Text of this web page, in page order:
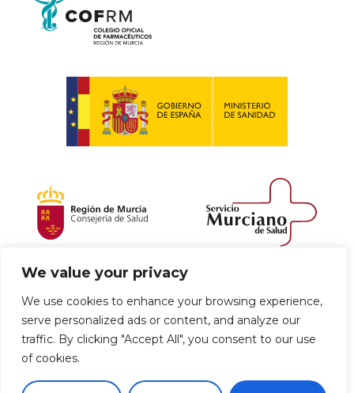
We value your privacy
We use cookies to enhance your browsing experience,
serve personalized ads or content, and analyze our
traffic. By clicking "Accept All", you consent to our use
of cookies.
Política de envío y devoluciones
Política de privacidad Uso de cookies